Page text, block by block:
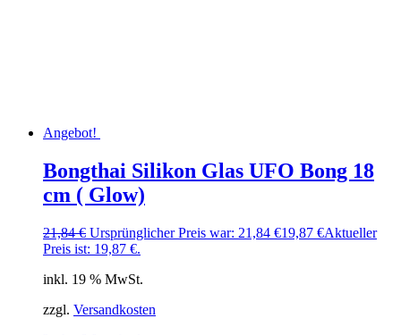
Angebot!
Bongthai Silikon Glas UFO Bong 18
cm ( Glow)
21,84€ Ursprünglicher Preis war: 21,84 €19,87 €Aktueller
Preis ist: 19,87 €.
inkl. 19 % MwSt.
zzgl. Versandkosten